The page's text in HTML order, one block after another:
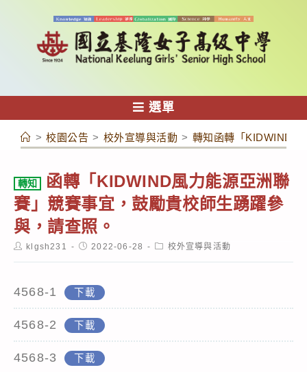
容
選單
> 校園公告 > 校外宣導與活動 > 轉知函轉「KIDWIND風
轉知
函轉「KIDWIND風力能源亞洲聯
賽」競賽事宜，鼓勵貴校師生踴躍參
與，請查照。
Postklgsh231
Post2022-06-28
Post校外宣導與活動
4568-1 下載
4568-2 下載
4568-3 下載